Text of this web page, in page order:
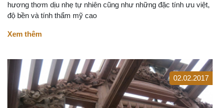
hương thơm dịu nhẹ tự nhiên cũng như những đặc tính ưu việt,
độ bền và tính thẩm mỹ cao
Xem thêm
02.02.2017